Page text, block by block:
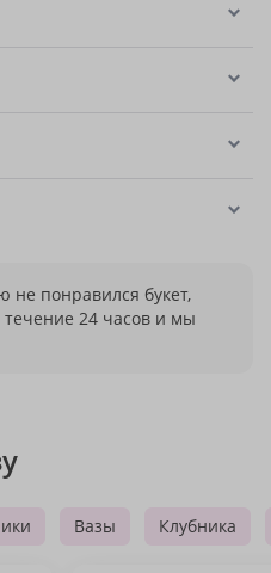
не понравился букет,
24 часов и мы
Вазы Клубника